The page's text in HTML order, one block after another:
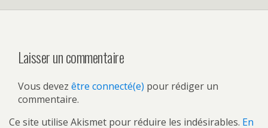
Laisser un commentaire
Vous devez être connecté(e) pour rédiger un
commentaire.
Ce site utilise Akismet pour réduire les indésirables. En